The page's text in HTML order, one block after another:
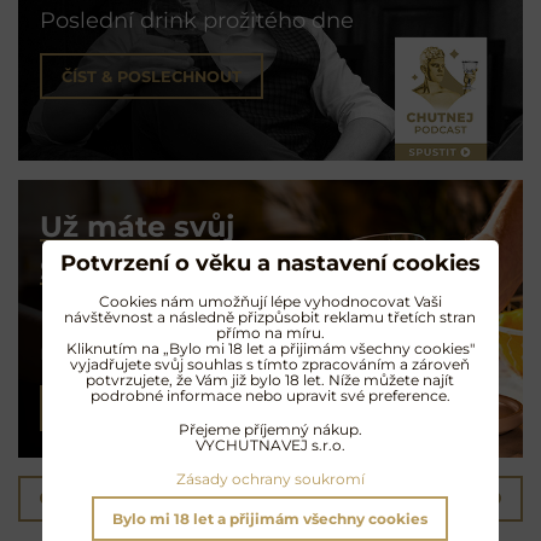
Poslední drink prožitého dne
ČÍST & POSLECHNOUT
Už máte svůj
Signature drink?
Průvodce amatérskou
mixologií
ČÍST & POSLECHNOUT
Předchozí produkt Následující produkt
Potvrzení o věku a nastavení cookies
Cookies nám umožňují lépe vyhodnocovat Vaši
návštěvnost a následně přizpůsobit reklamu třetích stran
přímo na míru.
Kliknutím na „Bylo mi 18 let a přijimám všechny cookies"
vyjadřujete svůj souhlas s tímto zpracováním a zároveň
potvrzujete, že Vám již bylo 18 let. Níže můžete najít
podrobné informace nebo upravit své preference.
Přejeme příjemný nákup.
VYCHUTNAVEJ s.r.o.
Zásady ochrany soukromí
Bylo mi 18 let a přijimám všechny cookies